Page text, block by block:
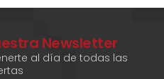
Newsletter
al día de todas las